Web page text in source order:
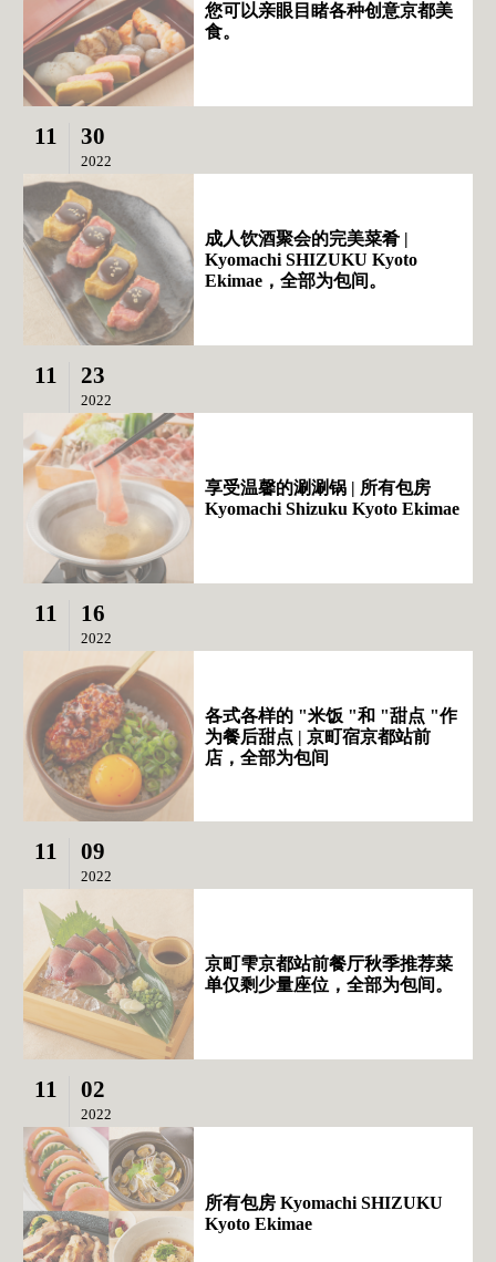
您可以亲眼目睹各种创意京都美
食。
11 30
2022
成人饮酒聚会的完美菜肴 |
Kyomachi SHIZUKU Kyoto
Ekimae，全部为包间。
11 23
2022
享受温馨的涮涮锅 | 所有包房
Kyomachi Shizuku Kyoto Ekimae
11 16
2022
各式各样的 "米饭 "和 "甜点 "作
为餐后甜点 | 京町宿京都站前
店，全部为包间
11 09
2022
京町雫京都站前餐厅秋季推荐菜
单仅剩少量座位，全部为包间。
11 02
2022
所有包房 Kyomachi SHIZUKU
Kyoto Ekimae